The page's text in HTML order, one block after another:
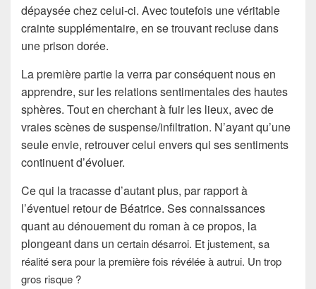
dépaysée chez celui-ci. Avec toutefois une véritable
crainte supplémentaire, en se trouvant recluse dans
une prison dorée.
La première partie la verra par conséquent nous en
apprendre, sur les relations sentimentales des hautes
sphères. Tout en cherchant à fuir les lieux, avec de
vraies scènes de suspense/infiltration. N’ayant qu’une
seule envie, retrouver celui envers qui ses sentiments
continuent d’évoluer.
Ce qui la tracasse d’autant plus, par rapport à
l’éventuel retour de Béatrice. Ses connaissances
quant au dénouement du roman à ce propos, la
plongeant dans un certain désarroi. Et justement, sa
réalité sera pour la première fois révélée à autrui. Un trop
gros risque ?